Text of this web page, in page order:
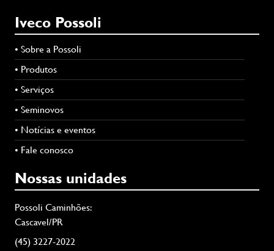
Iveco Possoli
• Sobre a Possoli
• Produtos
• Serviços
• Seminovos
• Notícias e eventos
• Fale conosco
Nossas unidades
Possoli Caminhões:
Cascavel/PR
(45) 3227-2022